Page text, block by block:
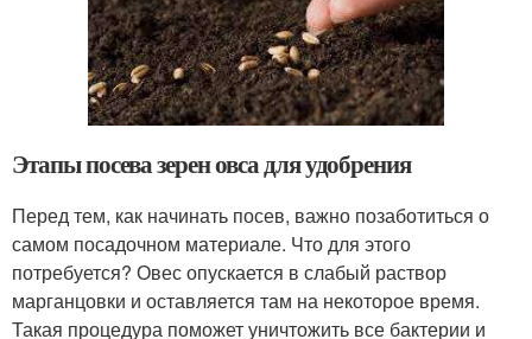
Этапы посева зерен овса для удобрения
Перед тем, как начинать посев, важно позаботиться о
самом посадочном материале. Что для этого
потребуется? Овес опускается в слабый раствор
марганцовки и оставляется там на некоторое время.
Такая процедура поможет уничтожить все бактерии и